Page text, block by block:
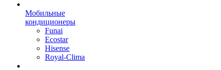
Мобильные
кондиционеры
Funai
Ecostar
Hisense
Royal-Clima